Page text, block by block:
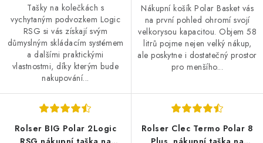
Tašky na kolečkách s
vychytaným podvozkem Logic
RSG si vás získají svým
důmyslným skládacím systémem
a dalšími praktickými
vlastnostmi, díky kterým bude
nakupování...
Nákupní košík Polar Basket vás
na první pohled ohromí svojí
velkorysou kapacitou. Objem 58
litrů pojme nejen velký nákup,
ale poskytne i dostatečný prostor
pro menšího...
Rolser BIG Polar 2Logic
Rolser Clec Termo Polar 8